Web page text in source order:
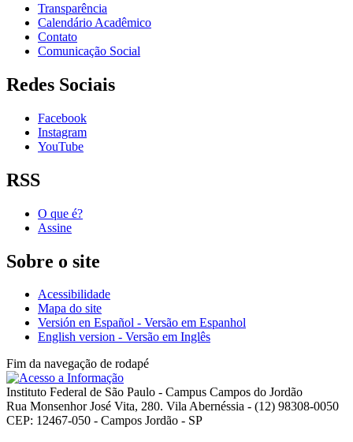
Transparência
Calendário Acadêmico
Contato
Comunicação Social
Redes Sociais
Facebook
Instagram
YouTube
RSS
O que é?
Assine
Sobre o site
Acessibilidade
Mapa do site
Versión en Español - Versão em Espanhol
English version - Versão em Inglês
Fim da navegação de rodapé
Instituto Federal de São Paulo - Campus Campos do Jordão
Rua Monsenhor José Vita, 280. Vila Abernéssia - (12) 98308-0050
CEP: 12467-050 - Campos Jordão - SP